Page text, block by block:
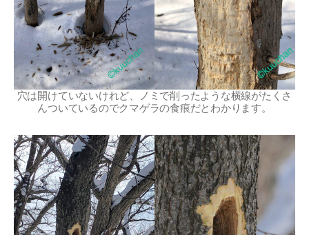
穴は開けていないけれど、ノミで削ったような横線がたくさ
んついているのでクマゲラの食痕だとわかります。